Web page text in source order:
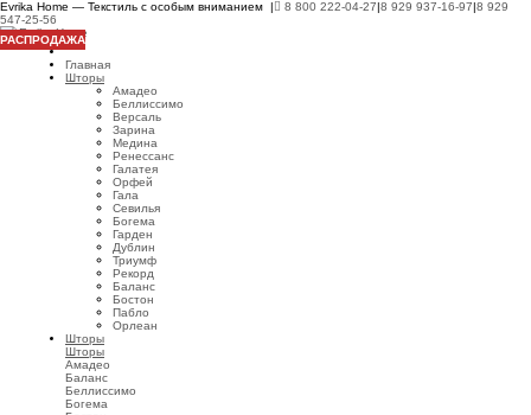
Evrika Home — Текстиль с особым вниманием | 8 800 222-04-27|8 929 937-16-97|8 929
547-25-56
Главная
Шторы
Амадео
Беллиссимо
Версаль
Зарина
Медина
Ренессанс
Галатея
Орфей
Гала
Севилья
Богема
Гарден
Дублин
Триумф
Рекорд
Баланс
Бостон
Пабло
Орлеан
Шторы
Шторы
Амадео
Баланс
Беллиссимо
Богема
РАСПРОДАЖА